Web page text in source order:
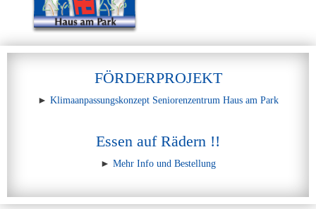
FÖRDERPROJEKT
► Klimaanpassungskonzept Seniorenzentrum Haus am Park
Essen auf Rädern !!
► Mehr Info und Bestellung